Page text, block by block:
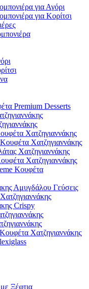
για Αγόρι
για Κορίτσι
Premium Desserts
Χατζηγιαννάκης
Χατζηγιαννάκης
Χατζηγιαννάκης
Χατζηγιαννάκης
Κουφέτα
Αμυγδάλου Γεύσεις
Crispy
Χατζηγιαννάκης
Ξέφτια